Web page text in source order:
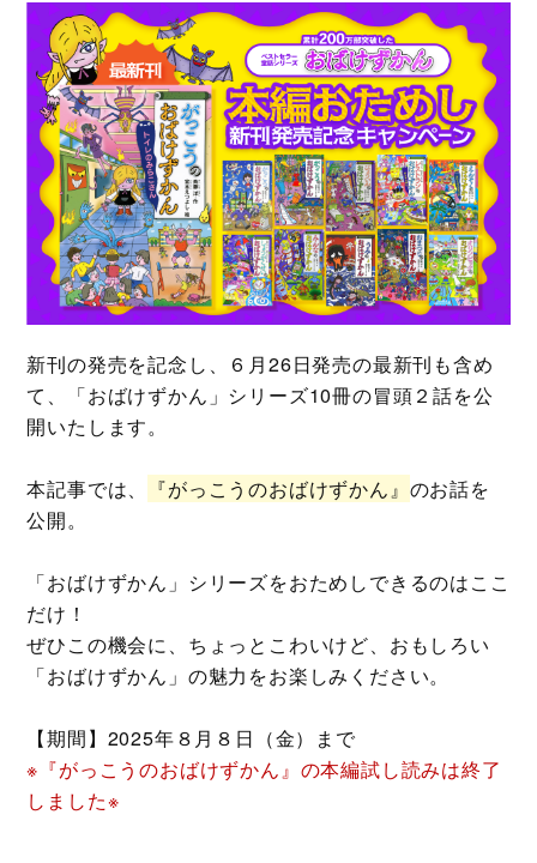
新刊の発売を記念し、６月26日発売の最新刊も含め
て、「おばけずかん」シリーズ10冊の冒頭２話を公
開いたします。
本記事では、 『がっこうのおばけずかん』 のお話を
公開。
「おばけずかん」シリーズをおためしできるのはここ
だけ！
ぜひこの機会に、ちょっとこわいけど、おもしろい
「おばけずかん」の魅力をお楽しみください。
【期間】2025年８月８日（金）まで
※『がっこうのおばけずかん』の本編試し読みは終了
しました※